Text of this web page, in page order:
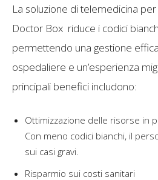
La soluzione di telemedicina per
Doctor Box riduce i codici
permettendo una gestione
ospedaliere e un’esperienza
principali benefici includono:
Ottimizzazione delle risorse in
Con meno codici bianchi, il
sui casi gravi.
Risparmio sui costi sanitari